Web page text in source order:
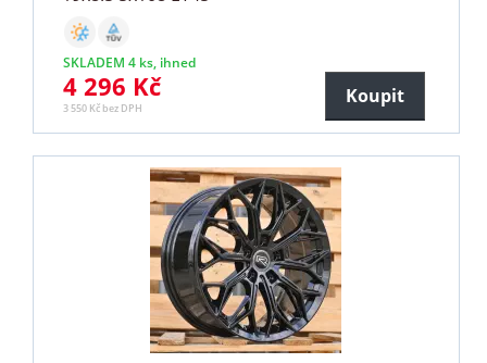
SKLADEM 4 ks, ihned
4 296 Kč
3 550 Kč bez DPH
Koupit